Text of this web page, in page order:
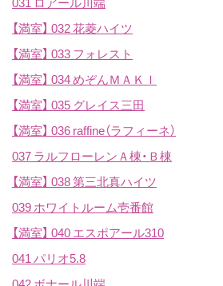
【満室】 032 花菱ハイツ
【満室】 033 フォレスト
【満室】 034 めぞんＭＡＫＩ
【満室】 035 グレイス三田
【満室】 036 raffine（ラフィーネ）
037 ラルフローレンＡ棟・Ｂ棟
【満室】 038 第三北真ハイツ
039 ホワイトルーム壱番館
【満室】 040 エスポアール310
041 パリオ5.8